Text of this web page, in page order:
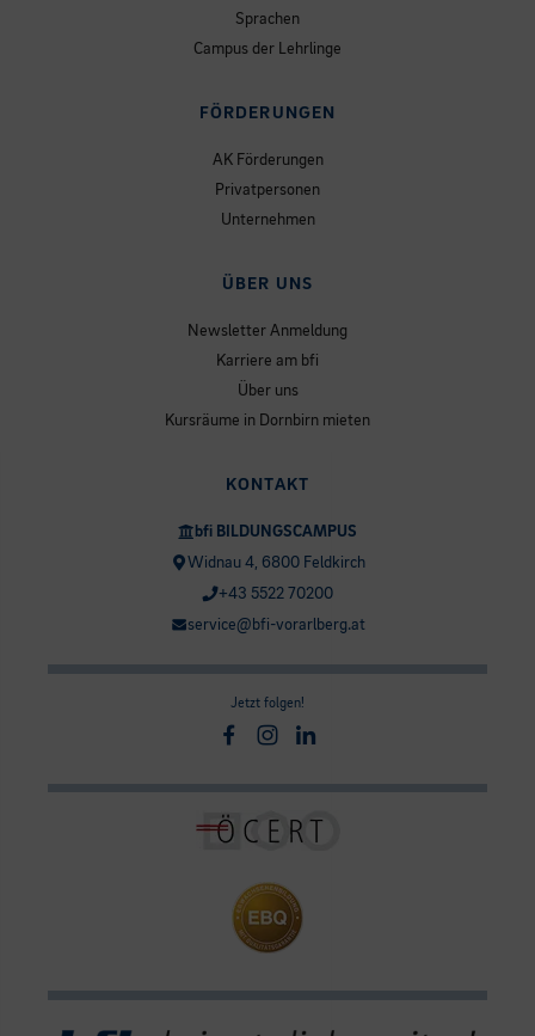
Sprachen
Campus der Lehrlinge
FÖRDERUNGEN
AK Förderungen
Privatpersonen
Unternehmen
ÜBER UNS
Newsletter Anmeldung
Karriere am bfi
Über uns
Kursräume in Dornbirn mieten
KONTAKT
bfi BILDUNGSCAMPUS
Widnau 4, 6800 Feldkirch
+43 5522 70200
service@bfi-vorarlberg.at
Jetzt folgen!
Facebook
Instagram
Linkedin